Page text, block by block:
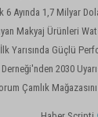
Ayında 1,7 Milyar
Makyaj Ürünleri
Yarısında Güçlü
2030
Çamlık